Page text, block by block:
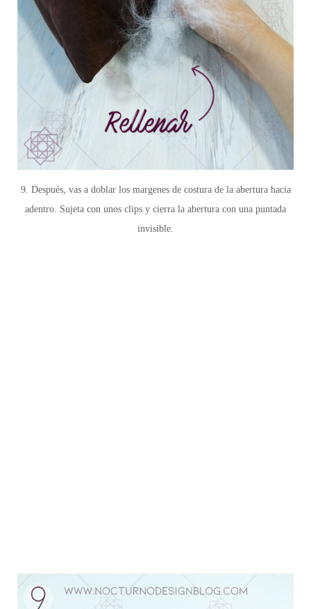
9. Después, vas a doblar los margenes de costura de la abertura hacia
adentro. Sujeta con unos clips y cierra la abertura con una puntada
invisible.